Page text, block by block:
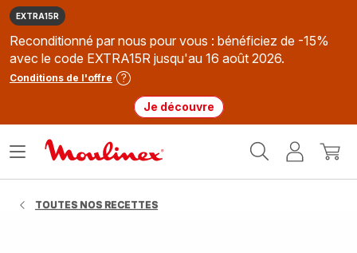
EXTRA15R
Reconditionné par nous pour vous : bénéficiez de -15%
avec le code EXTRA15R jusqu'au 16 août 2026.
Conditions de l'offre
Je découvre
MonMon
Ouvrir
TOUTES NOS RECETTES